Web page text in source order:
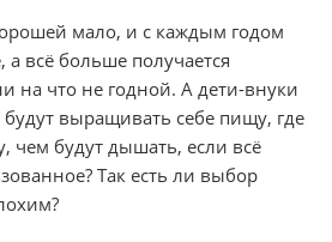
мало, и с каждым годом
а всё больше получается
на что не годной. А дети-внуки
выращивать себе пищу, где
чем будут дышать, если всё
Так есть ли выбор